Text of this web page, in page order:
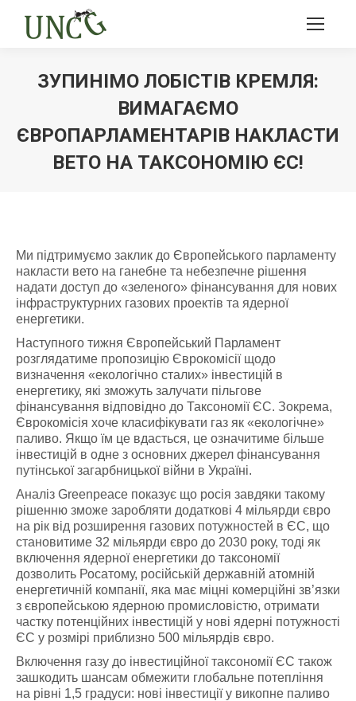
ЗУПИНІМО ЛОБІСТІВ КРЕМЛЯ:
ВИМАГАЄМО
ЄВРОПАРЛАМЕНТАРІВ НАКЛАСТИ
ВЕТО НА ТАКСОНОМІЮ ЄС!
Ми підтримуємо заклик до Європейського парламенту
накласти вето на ганебне та небезпечне рішення
надати доступ до «зеленого» фінансування для нових
інфраструктурних газових проектів та ядерної
енергетики.
Наступного тижня Європейський Парламент
розглядатиме пропозицію Єврокомісії щодо
визначення «екологічно сталих» інвестицій в
енергетику, які зможуть залучати пільгове
фінансування відповідно до Таксономії ЄС. Зокрема,
Єврокомісія хоче класифікувати газ як «екологічне»
паливо. Якщо їм це вдасться, це означитиме більше
інвестицій в одне з основних джерел фінансування
путінської загарбницької війни в Україні.
Аналіз Greenpeace показує що росія завдяки такому
рішенню зможе заробляти додаткові 4 мільярди євро
на рік від розширення газових потужностей в ЄС, що
становитиме 32 мільярди євро до 2030 року, тоді як
включення ядерної енергетики до таксономії
дозволить Росатому, російській державній атомній
енергетичній компанії, яка має міцні комерційні зв’язки
з європейською ядерною промисловістю, отримати
частку потенційних інвестицій у нові ядерні потужності
ЄС у розмірі приблизно 500 мільярдів євро.
Включення газу до інвестиційної таксономії ЄС також
зашкодить шансам обмежити глобальне потепління
на рівні 1,5 градуси: нові інвестиції у викопне паливо